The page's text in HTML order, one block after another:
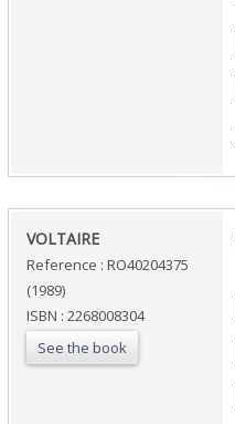
‎VOLTAIRE‎
Reference : RO40204375
(1989)
ISBN : 2268008304
See the book